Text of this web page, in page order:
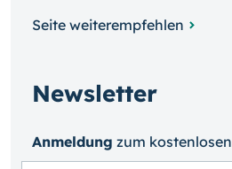
Seite weiterempfehlen
Newsletter
Anmeldung zum kosten­losen